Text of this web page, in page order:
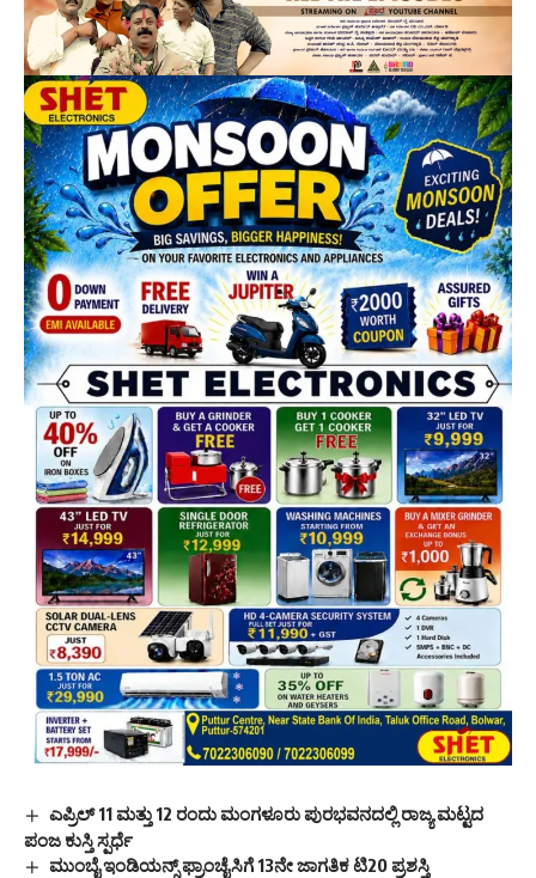
ಎಪ್ರಿಲ್ 11 ಮತ್ತು 12 ರಂದು ಮಂಗಳೂರು ಪುರಭವನದಲ್ಲಿ ರಾಜ್ಯ ಮಟ್ಟದ
ಪಂಜ ಕುಸ್ತಿ ಸ್ಪರ್ಧೆ
ಮುಂಬೈ ಇಂಡಿಯನ್ಸ್ ಫ್ರಾಂಚೈಸಿಗೆ 13ನೇ ಜಾಗತಿಕ ಟಿ20 ಪ್ರಶಸ್ತಿ